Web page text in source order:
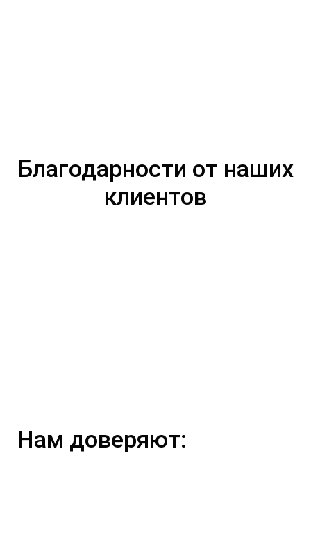
Благодарности от наших
клиентов
Нам доверяют: